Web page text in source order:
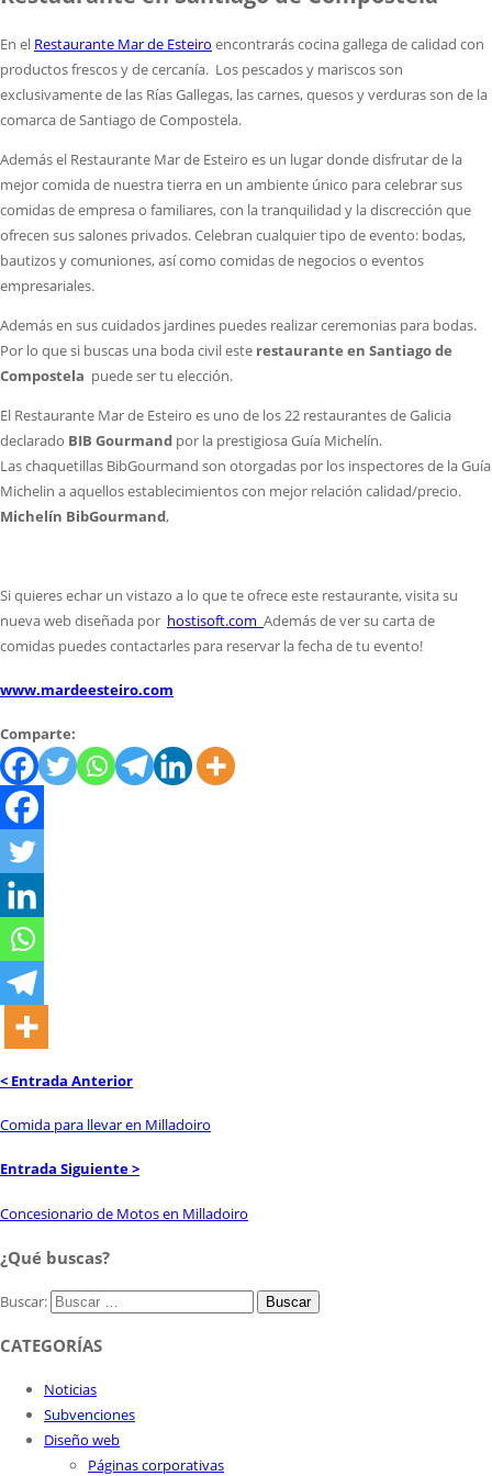
En el Restaurante Mar de Esteiro encontrarás cocina gallega de calidad con
productos frescos y de cercanía. Los pescados y mariscos son
exclusivamente de las Rías Gallegas, las carnes, quesos y verduras son de la
comarca de Santiago de Compostela.
Además el Restaurante Mar de Esteiro es un lugar donde disfrutar de la
mejor comida de nuestra tierra en un ambiente único para celebrar sus
comidas de empresa o familiares, con la tranquilidad y la discrección que
ofrecen sus salones privados. Celebran cualquier tipo de evento: bodas,
bautizos y comuniones, así como comidas de negocios o eventos
empresariales.
Además en sus cuidados jardines puedes realizar ceremonias para bodas.
Por lo que si buscas una boda civil este restaurante en Santiago de
Compostela puede ser tu elección.
El Restaurante Mar de Esteiro es uno de los 22 restaurantes de Galicia
declarado BIB Gourmand por la prestigiosa Guía Michelín.
Las chaquetillas BibGourmand son otorgadas por los inspectores de la Guía
Michelin a aquellos establecimientos con mejor relación calidad/precio.
Michelín BibGourmand,
Si quieres echar un vistazo a lo que te ofrece este restaurante, visita su
nueva web diseñada por hostisoft.com Además de ver su carta de
comidas puedes contactarles para reservar la fecha de tu evento!
www.mardeesteiro.com
Comparte:
< Entrada Anterior
Comida para llevar en Milladoiro
Entrada Siguiente >
Concesionario de Motos en Milladoiro
¿Qué buscas?
Buscar:
CATEGORÍAS
Noticias
Subvenciones
Diseño web
Páginas corporativas